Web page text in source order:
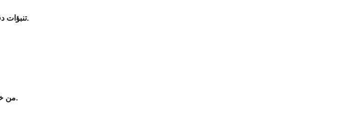
تنبؤات دقيقة تمكن الشركات من تخصيص الموارد - مثل ميزانيات التسويق والتوظيف والمخزون - بشكل فعال.
من خلال تحديد فرص ومخاطر عالية القيمة ، يمكن لفرق المبيعات تركيز جهودها حيث سيكون لها أكبر تأثير.